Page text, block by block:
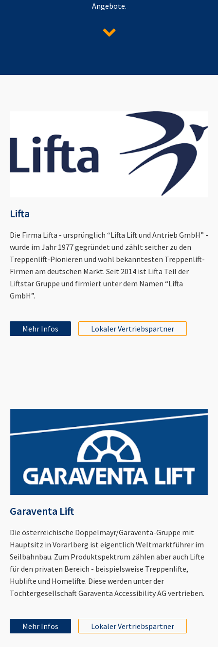
Angebote.
Lifta
Die Firma Lifta - ursprünglich “Lifta Lift und Antrieb GmbH” -
wurde im Jahr 1977 gegründet und zählt seither zu den
Treppenlift-Pionieren und wohl bekanntesten Treppenlift-
Firmen am deutschen Markt. Seit 2014 ist Lifta Teil der
Liftstar Gruppe und firmiert unter dem Namen “Lifta
GmbH”.
Mehr Infos Lokaler Vertriebspartner
Garaventa Lift
Die österreichische Doppelmayr/Garaventa-Gruppe mit
Hauptsitz in Vorarlberg ist eigentlich Weltmarktführer im
Seilbahnbau. Zum Produktspektrum zählen aber auch Lifte
für den privaten Bereich - beispielsweise Treppenlifte,
Hublifte und Homelifte. Diese werden unter der
Tochtergesellschaft Garaventa Accessibility AG vertrieben.
Mehr Infos Lokaler Vertriebspartner